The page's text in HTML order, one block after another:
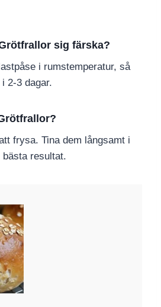
sig färska?
i rumstemperatur, så
2-3 dagar.
frysa. Tina dem långsamt i
resultat.